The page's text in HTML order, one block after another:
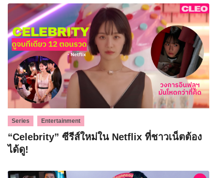
Series Entertainment
“Celebrity” ซีรีส์ใหม่ใน Netflix ที่ชาวเน็ตต้อง
ได้ดู!